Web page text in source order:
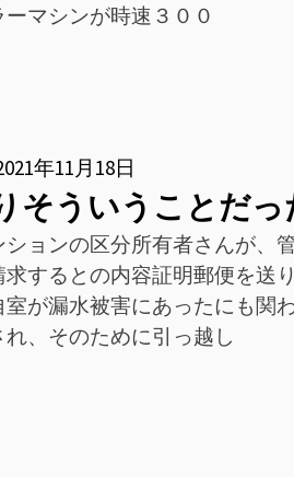
マシンが時速３００
年11月18日
そういうことだっ
ションの区分所有者さんが、
求するとの内容証明郵便を送
室が漏水被害にあったにも関
れ、そのために引っ越し